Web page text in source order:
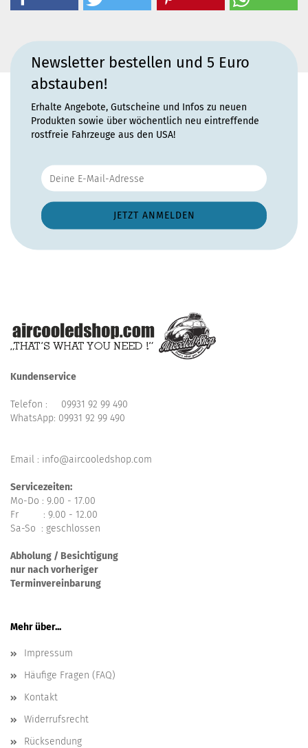
Newsletter bestellen und 5 Euro
abstauben!
Erhalte Angebote, Gutscheine und Infos zu neuen
Produkten sowie über wöchentlich neu eintreffende
rostfreie Fahrzeuge aus den USA!
Kundenservice
Telefon : 09931 92 99 490
WhatsApp: 09931 92 99 490
Email : info@aircooledshop.com
Servicezeiten:
Mo-Do : 9.00 - 17.00
Fr : 9.00 - 12.00
Sa-So : geschlossen
Abholung / Besichtigung
nur nach vorheriger
Terminvereinbarung
Mehr über...
Impressum
Häufige Fragen (FAQ)
Kontakt
Widerrufsrecht
Rücksendung